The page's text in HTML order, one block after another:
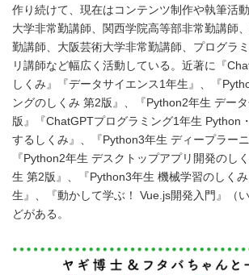
作り続けて、現在はコンテンツ制作や執筆活
大学非常勤講師、関西学院高等部非常勤講師
勤講師、大阪芸術大学非常勤講師、プログラ
リ講師など幅広く活動している。近著に『
しくみ』『データサイエンス1年生』、『
ングのしくみ 第2版』、『Python2年生 デー
版』『ChatGPTプログラミング1年生 Python
するしくみ』、『Python3年生 ディープラーニ
『Python2年生 デスクトップアプリ開発のし
生 第2版』、『Python3年生 機械学習のしく
生』、『動かして学ぶ！ Vue.js開発入門』（
どがある。